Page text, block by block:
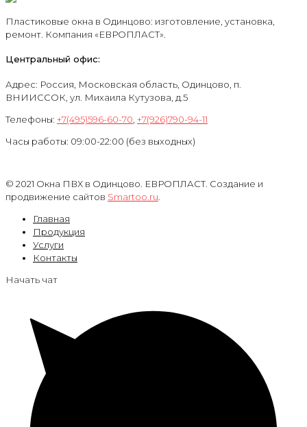
Пластиковые окна в Одинцово: изготовление, установка,
ремонт. Компания «ЕВРОПЛАСТ».
Центральный офис:
Адрес: Россия, Московская область, Одинцово, п.
ВНИИССОК, ул. Михаила Кутузова, д.5
Телефоны: +7(495)596-60-70 +7(926)790-94-11
Часы работы: 09:00-22:00 (без выходных)
© 2021 Окна ПВХ в Одинцово. ЕВРОПЛАСТ. Создание и
продвижение сайтов Smartoo.ru
Главная
Продукция
Услуги
Контакты
Начать чат